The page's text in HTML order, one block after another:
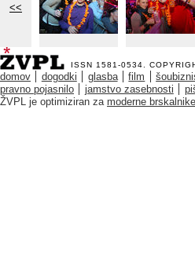
<<
ISSN 1581-0534.
domov dogodki glasba film
pravno pojasnilo
jamstvo zasebnosti
ŽVPL je optimiziran za moderne brskalnike